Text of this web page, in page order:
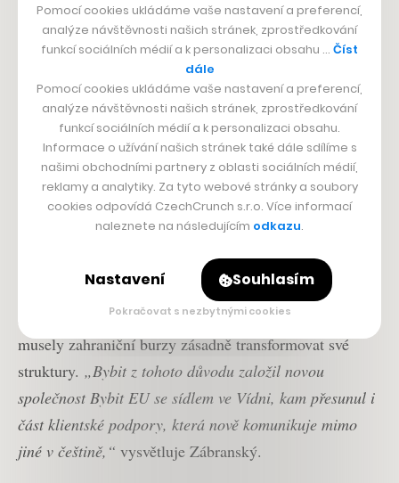
Vstup globálních platforem na český trh mění
dynamiku celého domácího prostředí. Čeští obchodníci
podle statistik burzy Bybitdenně zobchodují nižší
miliardy korun, což převyšuje objemy realizované v
celé Africe. S příchodem přísné evropské regulace
MiCA (nařízení regulující evropské trhy s kryptoaktivy)
musely zahraniční burzy zásadně transformovat své
struktury. „Bybit z tohoto důvodu založil novou
společnost Bybit EU se sídlem ve Vídni, kam přesunul i
část klientské podpory, která nově komunikuje mimo
jiné v češtině,“ vysvětluje Zábranský.
Pomocí cookies ukládáme vaše nastavení a preferencí,
analýze návštěvnosti našich stránek, zprostředkování
funkcí sociálních médií a k personalizaci obsahu … Číst
dále
Pomocí cookies ukládáme vaše nastavení a preferencí,
analýze návštěvnosti našich stránek, zprostředkování
funkcí sociálních médií a k personalizaci obsahu.
Informace o užívání našich stránek také dále sdílíme s
našimi obchodními partnery z oblasti sociálních médií,
reklamy a analytiky. Za tyto webové stránky a soubory
cookies odpovídá CzechCrunch s.r.o. Více informací
naleznete na následujícím odkazu.
Nastavení Souhlasím
Pokračovat s nezbytnými cookies